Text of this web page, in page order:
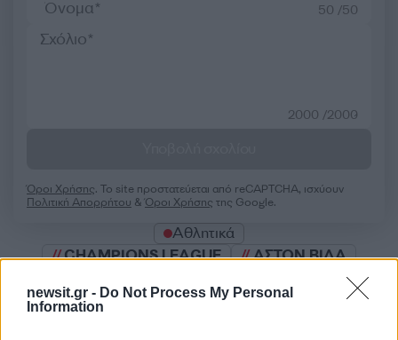
newsit.gr - Do Not Process My Personal
Information
50 /50
2000 /2000
Όροι Χρήσης. Το site προστατεύεται από reCAPTCHA, ισχύουν
Πολιτική Απορρήτου &Όροι Χρήσης της Google.
Αθλητικά
CHAMPIONS LEAGUE
ΑΣΤΟΝ ΒΙΛΑ
ΠΑΡΙ ΣΕΝ ΖΕΡΜΕΝ